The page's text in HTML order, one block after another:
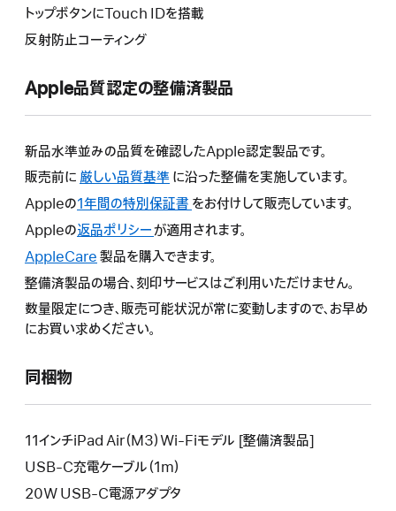
トップボタンにTouch IDを搭載
反射防止コーティング
Apple品質認定の整備済製品
新品水準並みの品質を確認したApple認定製品です。
販売前に 厳しい品質基準 に沿った整備を実施しています。
Appleの1年間の特別保証書 こ
の
作
に
よ
ウ
ン
をお付けして販売しています。
Appleの返品ポリシーこ
の
作
に
ウ
ン
ド
が適用されます。
AppleCare こ
の
作
に
い
ウ
ン
製品を購入できます。
整備済製品の場合、刻印サービスはご利用いただけません。
数量限定につき、販売可能状況が常に変動しますので、お早め
にお買い求めください。
同梱物
11インチiPad Air（M3）Wi-Fiモデル [整備済製品]
USB-C充電ケーブル（1m）
20W USB-C電源アダプタ